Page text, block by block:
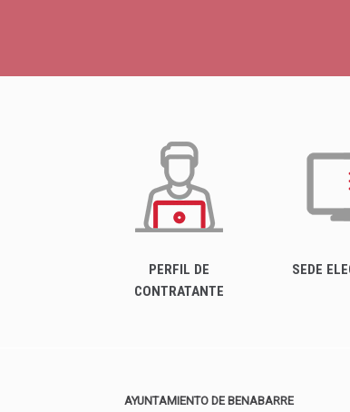
PERFIL DE
CONTRATANTE
SEDE
AYUNTAMIENTO DE BENABARRE